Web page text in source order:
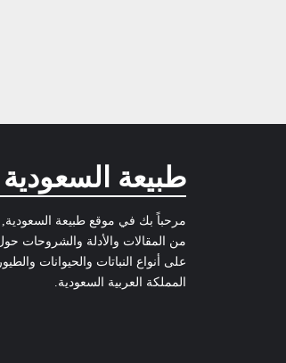
طبيعة السعودية
مرحباً بك في موقع طبيعة
من المقالات والأدلة والشروحات
على أنواع النباتات والحيوانات
المملكة العربية السعودية.